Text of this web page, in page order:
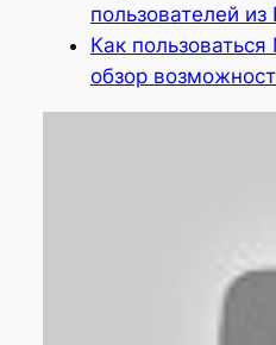
пользователей из
Как
обзор